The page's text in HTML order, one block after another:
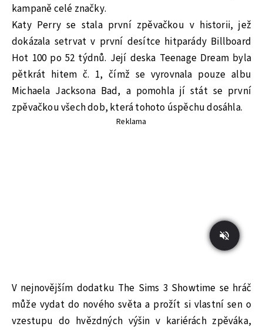
kampaně celé značky.
Katy Perry se stala první zpěvačkou v historii, jež
dokázala setrvat v první desítce hitparády Billboard
Hot 100 po 52 týdnů. Její deska Teenage Dream byla
pětkrát hitem č. 1, čímž se vyrovnala pouze albu
Michaela Jacksona Bad, a pomohla jí stát se první
zpěvačkou všech dob, která tohoto úspěchu dosáhla.
Reklama
V nejnovějším dodatku The Sims 3 Showtime se hráč
může vydat do nového světa a prožít si vlastní sen o
vzestupu do hvězdných výšin v kariérách zpěváka,